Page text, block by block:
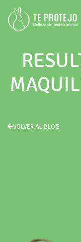
VOLVER AL BLOG